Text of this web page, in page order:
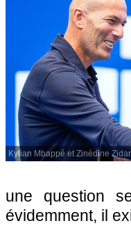
Kylian Mbappé et Zinédine
une question
évidemment, il